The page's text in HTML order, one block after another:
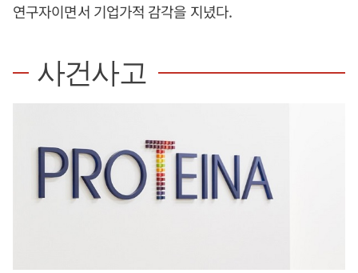
연구자이면서 기업가적 감각을 지녔다.
사건사고